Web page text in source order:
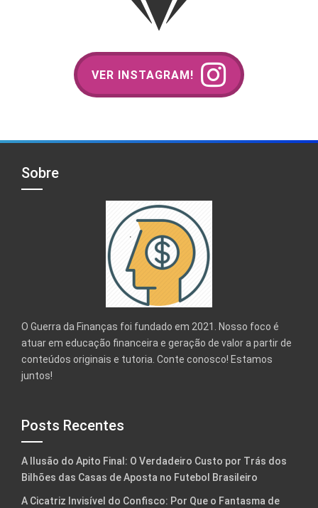
VER INSTAGRAM!
Sobre
O Guerra da Finanças foi fundado em 2021. Nosso foco é
atuar em educação financeira e geração de valor a partir de
conteúdos originais e tutoria. Conte conosco! Estamos
juntos!
Posts Recentes
A Ilusão do Apito Final: O Verdadeiro Custo por Trás dos
Bilhões das Casas de Aposta no Futebol Brasileiro
A Cicatriz Invisível do Confisco: Por Que o Fantasma de